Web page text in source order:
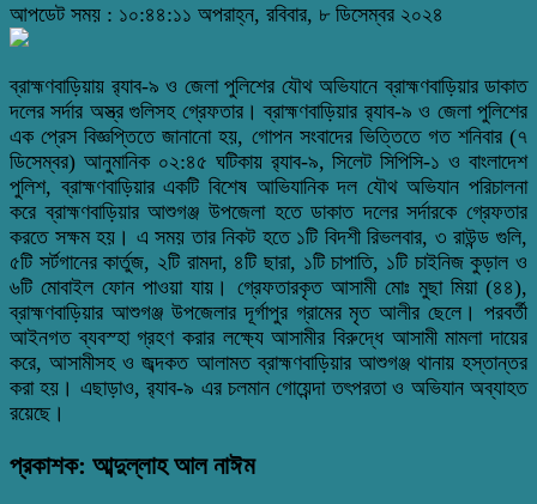
আপডেট সময় : ১০:৪৪:১১ অপরাহ্ন, রবিবার, ৮ ডিসেম্বর ২০২৪
ব্রাহ্মণবাড়িয়ায় র‌্যাব-৯ ও জেলা পুলিশের যৌথ অভিযানে ব্রাহ্মণবাড়িয়ার ডাকাত
দলের সর্দার অস্ত্র গুলিসহ গ্রেফতার। ব্রাহ্মণবাড়িয়ার র‌্যাব-৯ ও জেলা পুলিশের
এক প্রেস বিজ্ঞপ্তিতে জানানো হয়, গোপন সংবাদের ভিত্তিতে গত শনিবার (৭
ডিসেম্বর) আনুমানিক ০২:৪৫ ঘটিকায় র‌্যাব-৯, সিলেট সিপিসি-১ ও বাংলাদেশ
পুলিশ, ব্রাহ্মণবাড়িয়ার একটি বিশেষ আভিযানিক দল যৌথ অভিযান পরিচালনা
করে ব্রাহ্মণবাড়িয়ার আশুগঞ্জ উপজেলা হতে ডাকাত দলের সর্দারকে গ্রেফতার
করতে সক্ষম হয়। এ সময় তার নিকট হতে ১টি বিদশী রিভলবার, ৩ রাউন্ড গুলি,
৫টি সর্টগানের কার্তুজ, ২টি রামদা, ৪টি ছারা, ১টি চাপাতি, ১টি চাইনিজ কুড়াল ও
৬টি মোবাইল ফোন পাওয়া যায়। গ্রেফতারকৃত আসামী মোঃ মুছা মিয়া (৪৪),
ব্রাহ্মণবাড়িয়ার আশুগঞ্জ উপজেলার দূর্গাপুর গ্রামের মৃত আলীর ছেলে। পরবর্তী
আইনগত ব্যবস্হা গ্রহণ করার লক্ষ্যে আসামীর বিরুদ্ধে আসামী মামলা দায়ের
করে, আসামীসহ ও জব্দকত আলামত ব্রাহ্মণবাড়িয়ার আশুগঞ্জ থানায় হস্তান্তর
করা হয়। এছাড়াও, র‌্যাব-৯ এর চলমান গোয়েন্দা তৎপরতা ও অভিযান অব্যাহত
রয়েছে।
প্রকাশক: আব্দুল্লাহ আল নাঈম